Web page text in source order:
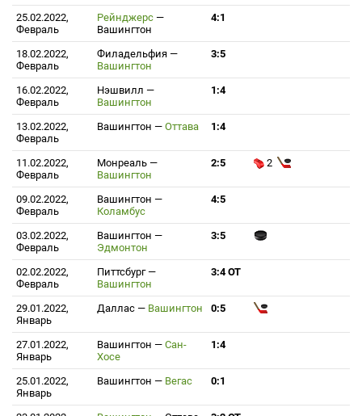
25.02.2022,
Февраль
Рейнджерс —
Вашингтон
4:1
18.02.2022,
Февраль
Филадельфия —
Вашингтон
3:5
16.02.2022,
Февраль
Нэшвилл —
Вашингтон
1:4
13.02.2022,
Февраль
Вашингтон — Оттава 1:4
11.02.2022,
Февраль
Монреаль —
Вашингтон
2:5 2
09.02.2022,
Февраль
Вашингтон —
Коламбус
4:5
03.02.2022,
Февраль
Вашингтон —
Эдмонтон
3:5
02.02.2022,
Февраль
Питтсбург —
Вашингтон
3:4 ОТ
29.01.2022,
Январь
Даллас — Вашингтон 0:5
27.01.2022,
Январь
Вашингтон — Сан-
Хосе
1:4
25.01.2022,
Январь
Вашингтон — Вегас 0:1